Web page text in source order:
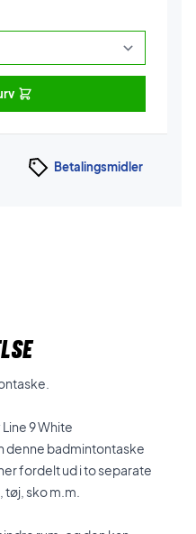
Betalingsmidler
9 White
denne badmintontaske
fordelt ud i to separate
sko m.m.